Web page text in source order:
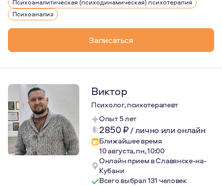
Психоаналитическая (психодинамическая) психотерапия
Психоанализ
Записаться
Виктор
Психолог, психотерапевт
Опыт 5 лет
2850₽/лично или онлайн
Ближайшее время
10 августа, пн, 10:00
Онлайн прием в Славянске-на-
Кубани
Всего выбрал 131 человек